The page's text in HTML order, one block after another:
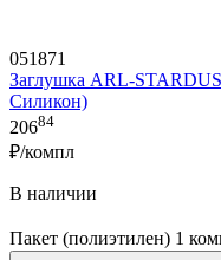
051871
Заглушка ARL-
Силикон)
20684
₽/компл
В наличии
Пакет (полиэтилен) 1